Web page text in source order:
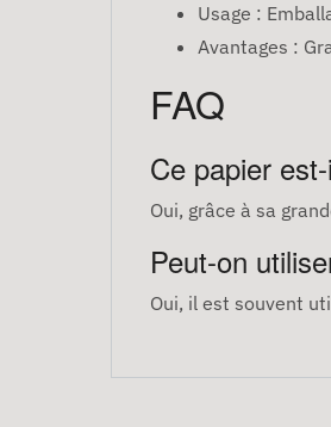
Usage :
Avantages :
FAQ
Ce papier
Oui, grâce à sa
Peut-on
Oui, il est souvent